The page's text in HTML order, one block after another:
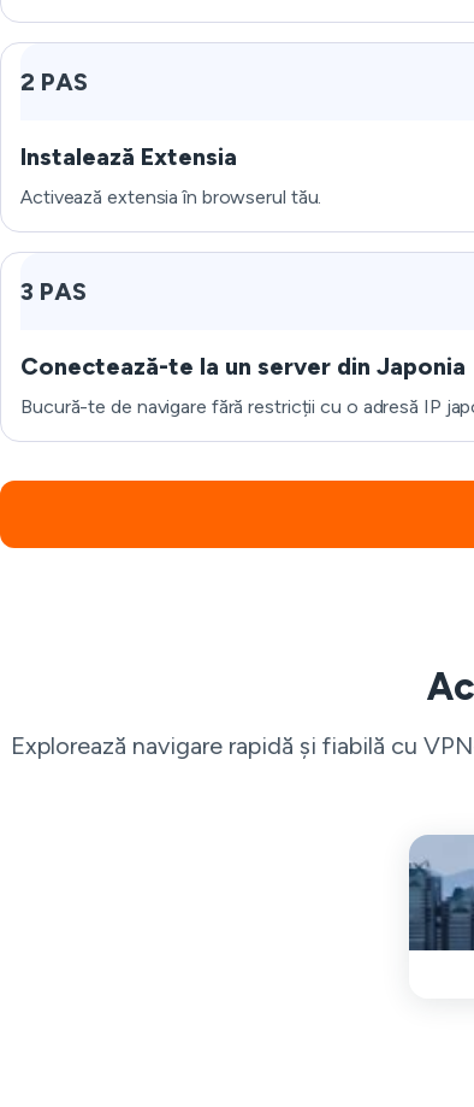
2 PAS
Instalează Extensia
Activează extensia în browserul tău.
3 PAS
Conectează-te la un server din Japonia
Bucură-te de navigare fără restricții cu o adresă IP
Explorează navigare rapidă și fiabilă cu